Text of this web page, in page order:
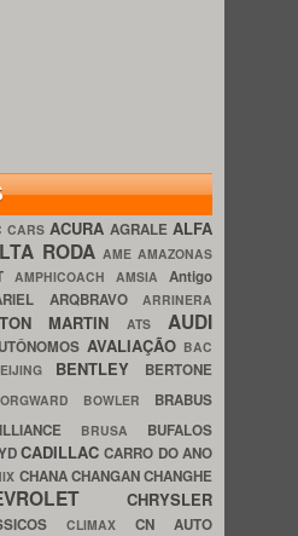
CARS ACURA AGRALE ALFA
RODA AME AMAZONAS
AMPHICOACH AMSIA Antigo
ARQBRAVO ARRINERA
MARTINATS AUDI
AVALIAÇÃO BAC
BENTLEY BERTONE
BOWLER BRABUS
BRUSA BUFALOS
CADILLACCARRO DO ANO
CHANACHANGANCHANGHE
CHRYSLER
CLIMAX CN AUTO